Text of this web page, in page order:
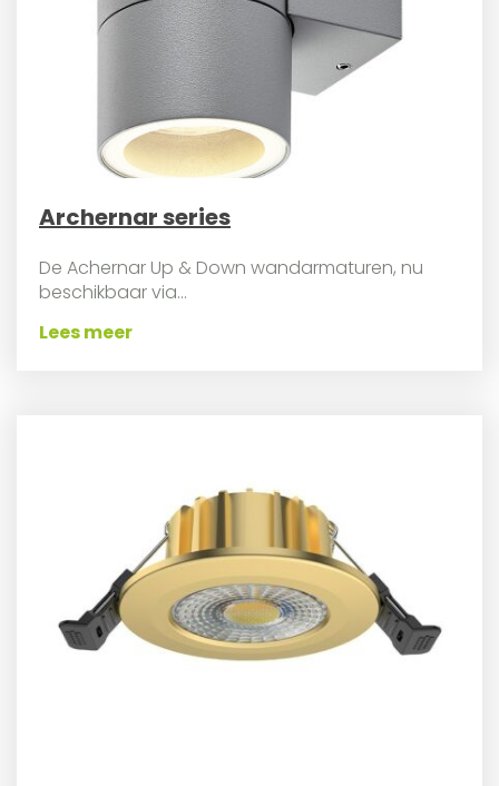
Archernar series
De Achernar Up & Down wandarmaturen, nu
beschikbaar via...
Lees meer